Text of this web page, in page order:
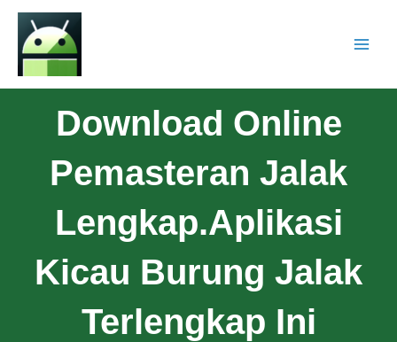
Download Online
Pemasteran Jalak
Lengkap.Aplikasi
Kicau Burung Jalak
Terlengkap Ini